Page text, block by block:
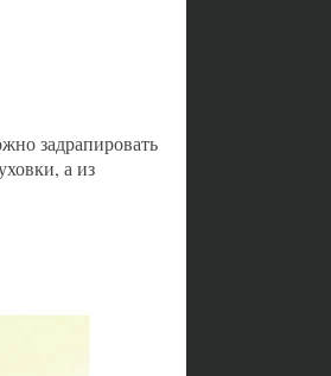
задрапировать
а из